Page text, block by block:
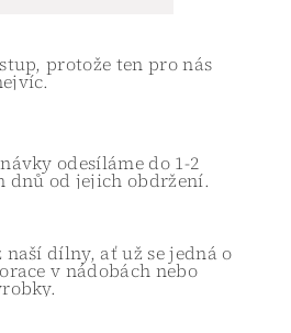
protože ten pro nás
odesíláme do 1-2
dnů od jejich obdržení.
naší dílny, ať už se jedná o
v nádobách nebo